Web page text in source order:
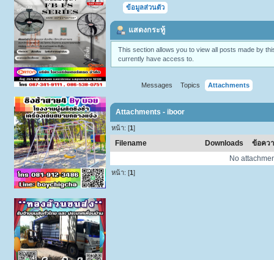
ข้อมูลส่วนตัว
แสดงกระทู้
This section allows you to view all posts made by
currently have access to.
Messages Topics Attachments
Attachments - iboor
หน้า: [1]
Filename Downloads
ข้อคว
No
หน้า: [1]